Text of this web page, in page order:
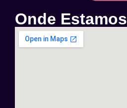
Onde Estamos